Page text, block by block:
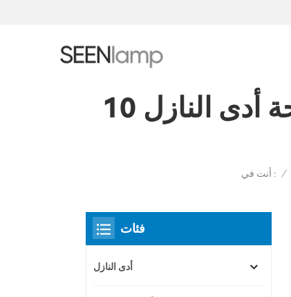
راحة أدى النازل 10W المضادة للوهج عكس الضوء قابل للتعديل
أنت في : /
فئات
أدى النازل